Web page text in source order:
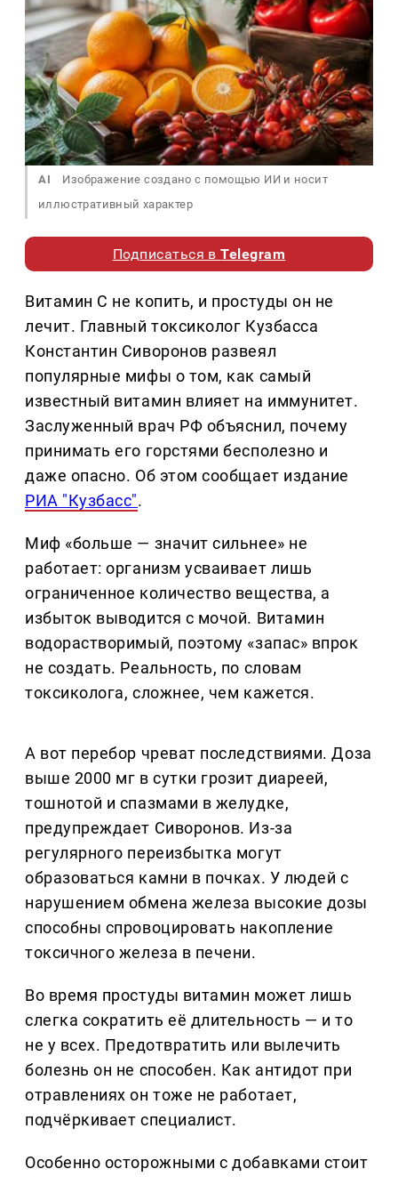
AI
Изображение создано с помощью ИИ и носит
иллюстративный характер
Подписаться вTelegram
Витамин С не копить, и простуды он не
лечит. Главный токсиколог Кузбасса
Константин Сиворонов развеял
популярные мифы о том, как самый
известный витамин влияет на иммунитет.
Заслуженный врач РФ объяснил, почему
принимать его горстями бесполезно и
даже опасно. Об этом сообщает издание
РИА "Кузбасс".
Миф «больше — значит сильнее» не
работает: организм усваивает лишь
ограниченное количество вещества, а
избыток выводится с мочой. Витамин
водорастворимый, поэтому «запас» впрок
не создать. Реальность, по словам
токсиколога, сложнее, чем кажется.
А вот перебор чреват последствиями. Доза
выше 2000 мг в сутки грозит диареей,
тошнотой и спазмами в желудке,
предупреждает Сиворонов. Из-за
регулярного переизбытка могут
образоваться камни в почках. У людей с
нарушением обмена железа высокие дозы
способны спровоцировать накопление
токсичного железа в печени.
Во время простуды витамин может лишь
слегка сократить её длительность — и то
не у всех. Предотвратить или вылечить
болезнь он не способен. Как антидот при
отравлениях он тоже не работает,
подчёркивает специалист.
Особенно осторожными с добавками стоит